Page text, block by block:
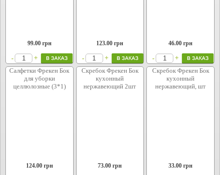
99.00грн
- +
123.00 грн
- +
46.00 грн
-
+
Салфетки Фрекен Бок
для уборки
целлюлозные (3*1)
124.00грн
Скребок Фрекен Бок
кухонный
нержавеющий 2шт
73.00 грн
Скребок Фрекен Бок
кухонный
нержавеющий, шт
33.00 грн